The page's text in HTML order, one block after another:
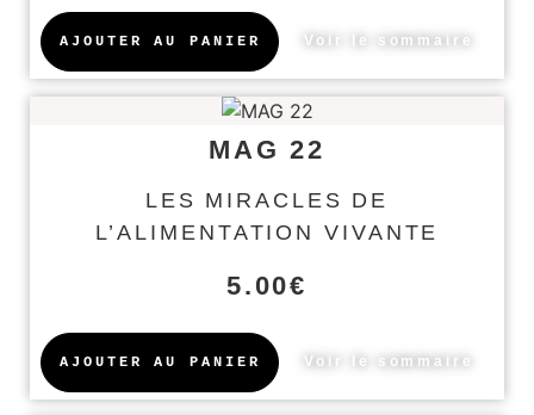
AJOUTER AU PANIER Voir le sommaire
MAG 22
LES MIRACLES DE
L’ALIMENTATION VIVANTE
5.00€
AJOUTER AU PANIER Voir le sommaire